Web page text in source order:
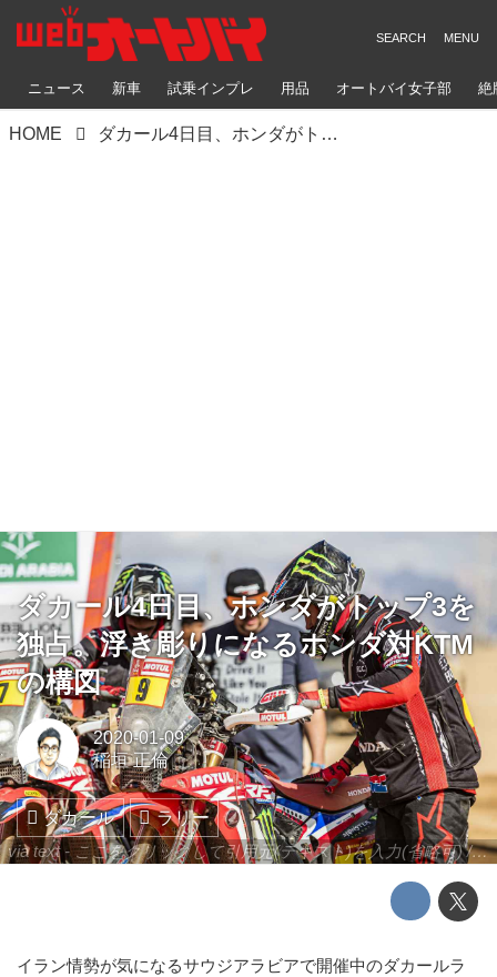
ニュース 新車 試乗インプレ 用品 オートバイ女子部 絶
HOME ダカール4日目、ホンダがトップ3を独占。浮き彫りになるホンダ対KTMの構図
via text - ここをクリックして引用元(テキスト)を入力(省略可) / site.to.link.com - ここをクリックして引用元を入力(省略可)
ダカール4日目、ホンダがトップ3を
独占。浮き彫りになるホンダ対KTM
の構図
2020-01-09
稲垣 正倫
ダカール ラリー
イラン情勢が気になるサウジアラビアで開催中のダカールラ